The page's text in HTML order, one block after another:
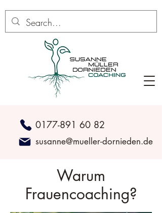
0177-891 60 82
susanne@mueller-dornieden.de
Warum
Frauencoaching?